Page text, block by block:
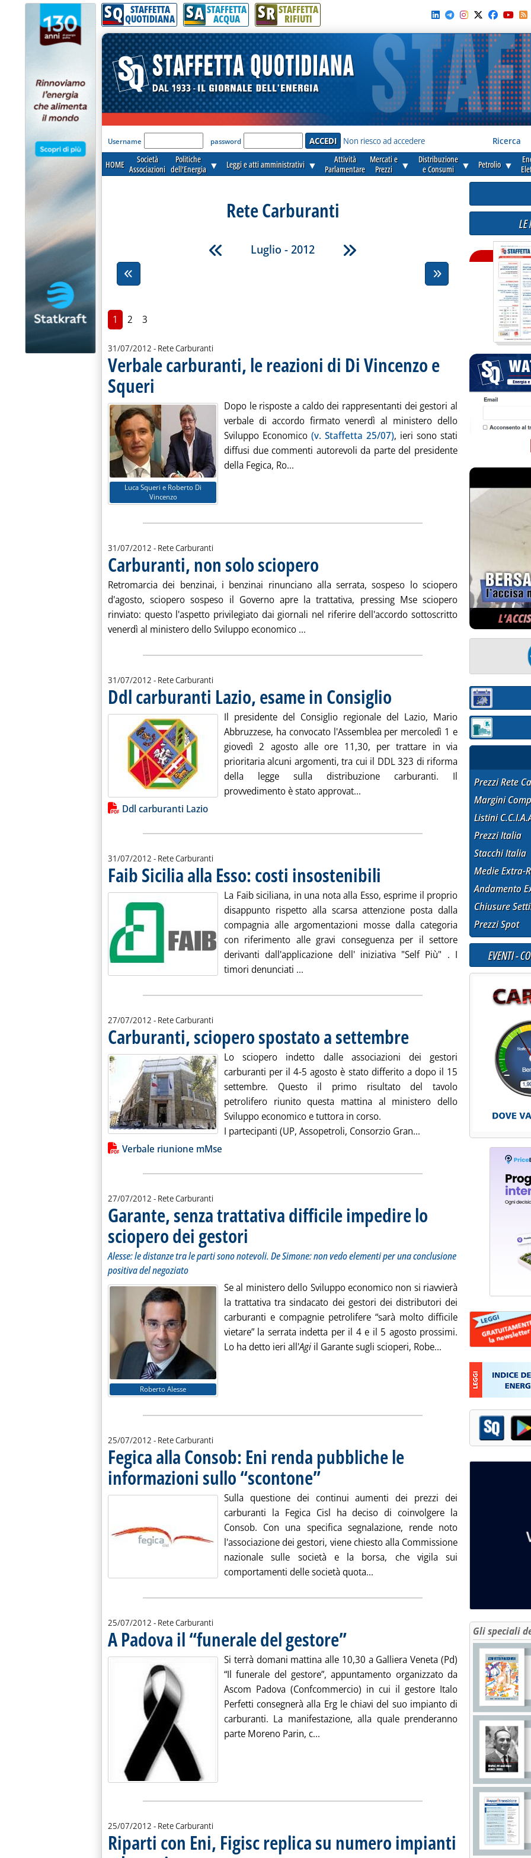
SQ STAFFETTA
QUOTIDIANA SA STAFFETTA
ACQUA SR STAFFETTA
RIFIUTI
'Modulo Login per accedere'
Username password Non riesco ad accedere Ricerca
HOME
Società
Associazioni
Politiche
dell'Energia ▼ Leggi e atti amministrativi ▼
Attività
Parlamentare
Mercati e
Prezzi
▼
Distribuzione
e Consumi
▼ Petrolio ▼
Rete Carburanti
Luglio - 2012
1 2 3
31/07/2012 - Rete Carburanti
Verbale carburanti, le reazioni di Di Vincenzo e
Squeri
Luca Squeri e Roberto Di
Vincenzo
Dopo le risposte a caldo dei rappresentanti dei gestori al
verbale di accordo firmato venerdì al ministero dello
Sviluppo Economico (v. Staffetta 25/07), ieri sono stati
diffusi due commenti autorevoli da parte del presidente
della Fegica, Ro... Leggi tutta la notizia: 'Verbale carburanti, le reazioni di
31/07/2012 - Rete Carburanti
Carburanti, non solo sciopero
Retromarcia dei benzinai, i benzinai rinunciano alla serrata, sospeso lo sciopero
d'agosto, sciopero sospeso il Governo apre la trattativa, pressing Mse sciopero
rinviato: questo l'aspetto privilegiato dai giornali nel riferire dell'accordo sottoscritto
venerdì al ministero dello Sviluppo economico ... Leggi tutta la notizia: 'Carburanti, non solo sciopero'
31/07/2012 - Rete Carburanti
Ddl carburanti Lazio, esame in Consiglio . Pubblicata martedì 31 luglio 2012 alle 11.40.
Il presidente del Consiglio regionale del Lazio, Mario
Abbruzzese, ha convocato l'Assemblea per mercoledì 1 e
giovedì 2 agosto alle ore 11,30, per trattare in via
prioritaria alcuni argomenti, tra cui il DDL 323 di riforma
della legge sulla distribuzione carburanti. Il
provvedimento è stato approvat... Leggi tutta la notizia: 'Ddl carburanti
Lista allegati PDF alla notizia
Ddl carburanti Lazio
31/07/2012 - Rete Carburanti
Faib Sicilia alla Esso: costi insostenibili . Pubblicata martedì 31 luglio 2012 alle 10.31.
La Faib siciliana, in una nota alla Esso, esprime il proprio
disappunto rispetto alla scarsa attenzione posta dalla
compagnia alle argomentazioni mosse dalla categoria
con riferimento alle gravi conseguenza per il settore
derivanti dall'applicazione dell' iniziativa "Self Più" . I
timori denunciati ... Leggi tutta la notizia: 'Faib Sicilia alla Esso: costi
27/07/2012 - Rete Carburanti
Carburanti, sciopero spostato a settembre . Pubblicata venerdì 27 luglio 2012 alle
Lo sciopero indetto dalle associazioni dei gestori
carburanti per il 4-5 agosto è stato differito a dopo il 15
settembre. Questo il primo risultato del tavolo
petrolifero riunito questa mattina al ministero dello
Sviluppo economico e tuttora in corso.
I partecipanti (UP, Assopetroli, Consorzio Gran...
Lista allegati PDF alla notizia
Verbale riunione mMse
27/07/2012 - Rete Carburanti
Garante, senza trattativa difficile impedire lo
sciopero dei gestori . Sottotitolo: Alesse: le distanze tra le parti sono notevoli. De Simone: non vedo elementi per una
. Pubblicata venerdì 27 luglio 2012 alle 9.17.
Alesse: le distanze tra le parti sono notevoli. De Simone: non vedo elementi per una conclusione
positiva del negoziato
Roberto Alesse
Se al ministero dello Sviluppo economico non si riavvierà
la trattativa tra sindacato dei gestori dei distributori dei
carburanti e compagnie petrolifere “sarà molto difficile
vietare” la serrata indetta per il 4 e il 5 agosto prossimi.
Lo ha detto ieri all'Agi il Garante sugli scioperi, Robe... Leggi tutta la
25/07/2012 - Rete Carburanti
Fegica alla Consob: Eni renda pubbliche le
informazioni sullo “scontone”. Pubblicata mercoledì 25 luglio 2012 alle 15.48.
Sulla questione dei continui aumenti dei prezzi dei
carburanti la Fegica Cisl ha deciso di coinvolgere la
Consob. Con una specifica segnalazione, rende noto
l'associazione dei gestori, viene chiesto alla Commissione
nazionale sulle società e la borsa, che vigila sui
comportamenti delle società quota...
25/07/2012 - Rete Carburanti
A Padova il “funerale del gestore”. Pubblicata mercoledì 25 luglio 2012 alle 15.13.
Si terrà domani mattina alle 10,30 a Galliera Veneta (Pd)
“Il funerale del gestore”, appuntamento organizzato da
Ascom Padova (Confcommercio) in cui il gestore Italo
Perfetti consegnerà alla Erg le chiavi del suo impianto di
carburanti. La manifestazione, alla quale prenderanno
parte Moreno Parin, c... Leggi tutta la notizia: 'A Padova il “funerale del
25/07/2012 - Rete Carburanti
Riparti con Eni, Figisc replica su numero impianti
LE
Sezione:
Sezione:
STAFFETTA
Prezzi Rete
Margini
Listini
Prezzi Italia
Stacchi Italia
Medie Extra-
Andamento
Chiusure
Prezzi Spot
EVENTI -
Gli speciali